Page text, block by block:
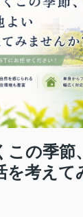
この季節
を考えて